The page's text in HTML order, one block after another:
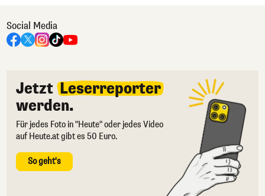
Social Media
Jetzt Leserreporter
werden.
Für jedes Foto in "Heute" oder jedes Video
auf Heute.at gibt es 50 Euro.
So geht's